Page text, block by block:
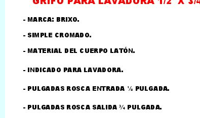
LLAMAR AL TELEFONO